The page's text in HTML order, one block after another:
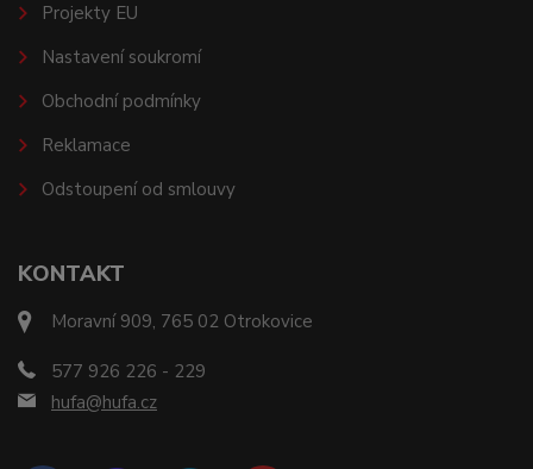
KONTAKT
Moravní 909, 765 02 Otrokovice
577 926 226 - 229
hufa@hufa.cz
Projekty EU
Nastavení soukromí
Obchodní podmínky
Reklamace
Odstoupení od smlouvy